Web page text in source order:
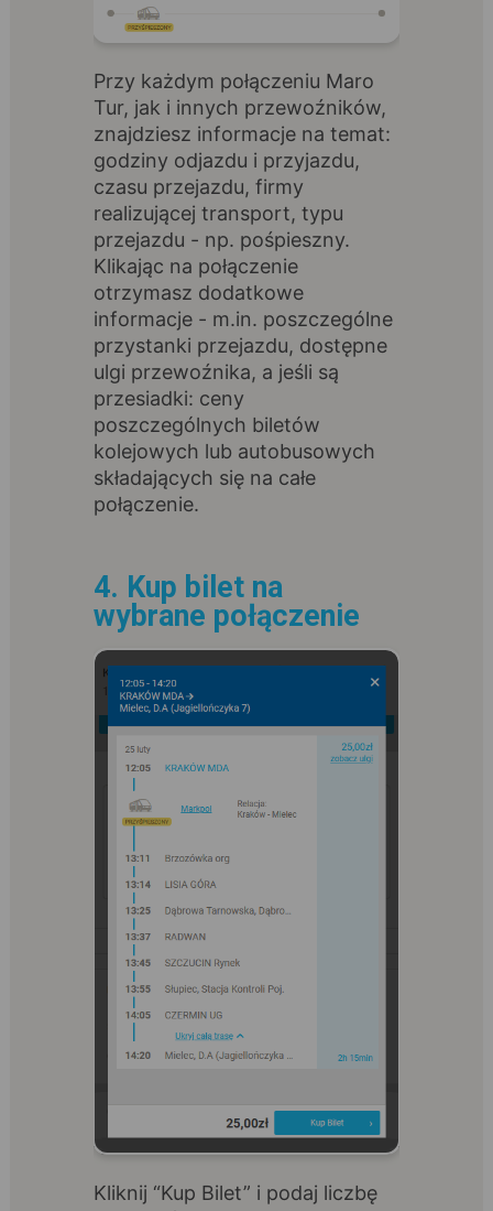
Przy każdym połączeniu Maro
Tur, jak i innych przewoźników,
znajdziesz informacje na temat:
godziny odjazdu i przyjazdu,
czasu przejazdu, firmy
realizującej transport, typu
przejazdu - np. pośpieszny.
Klikając na połączenie
otrzymasz dodatkowe
informacje - m.in. poszczególne
przystanki przejazdu, dostępne
ulgi przewoźnika, a jeśli są
przesiadki: ceny
poszczególnych biletów
kolejowych lub autobusowych
składających się na całe
połączenie.
4. Kup bilet na
wybrane połączenie
Kliknij “Kup Bilet” i podaj liczbę